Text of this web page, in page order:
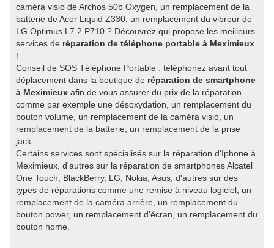
caméra visio de Archos 50b Oxygen, un remplacement de la
batterie de Acer Liquid Z330, un remplacement du vibreur de
LG Optimus L7 2 P710 ? Découvrez qui propose les meilleurs
services de réparation de téléphone portable à Meximieux
!
Conseil de SOS Téléphone Portable : téléphonez avant tout
déplacement dans la boutique de réparation de smartphone
à Meximieux afin de vous assurer du prix de la réparation
comme par exemple une désoxydation, un remplacement du
bouton volume, un remplacement de la caméra visio, un
remplacement de la batterie, un remplacement de la prise
jack.
Certains services sont spécialisés sur la réparation d'Iphone à
Meximieux, d'autres sur la réparation de smartphones Alcatel
One Touch, BlackBerry, LG, Nokia, Asus, d'autres sur des
types de réparations comme une remise à niveau logiciel, un
remplacement de la caméra arrière, un remplacement du
bouton power, un remplacement d'écran, un remplacement du
bouton home.